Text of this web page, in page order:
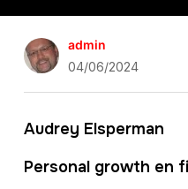
admin
04/06/2024
Audrey Elsperman
Personal growth en